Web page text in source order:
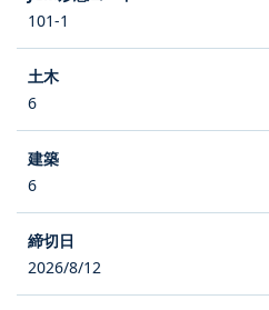
101-1
6
6
2026/8/12